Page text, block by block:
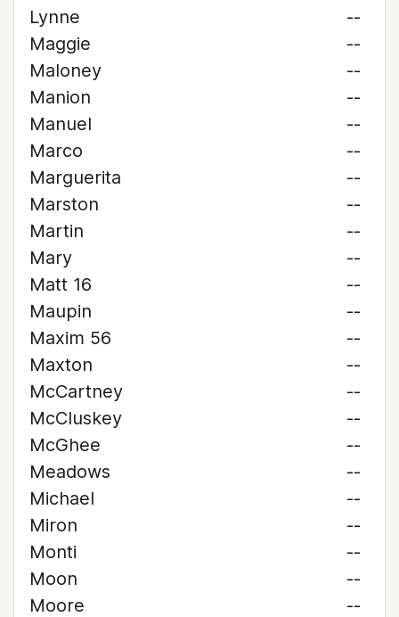
Lynne
--
Maggie
--
Maloney
--
Manion
--
Manuel
--
Marco
--
Marguerita
--
Marston
--
Martin
--
Mary
--
Matt 16
--
Maupin
--
Maxim 56
--
Maxton
--
McCartney
--
McCluskey
--
McGhee
--
Meadows
--
Michael
--
Miron
--
Monti
--
Moon
--
Moore
--